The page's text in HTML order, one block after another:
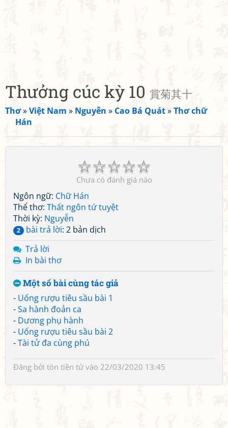
Thưởng cúc kỳ 10 賞菊其十
Thơ»Việt Nam » Nguyễn » Cao Bá Quát»Thơ chữ
Hán
☆
☆
☆
☆
☆
Chưa có đánh giá nào
Ngôn ngữ: Chữ Hán
Thể thơ: Thất ngôn tứ tuyệt
Thời kỳ: Nguyễn
2 bài trả lời: 2 bản dịch
Trả lời
In bài thơ
Một số bài cùng tác giả
- Uống rượu tiêu sầu bài 1
-Sa hành đoản ca
- Dương phụ hành
- Uống rượu tiêu sầu bài 2
-Tài tử đa cùng phú
Đăng bởi tôn tiền tửvào 22/03/2020 13:45